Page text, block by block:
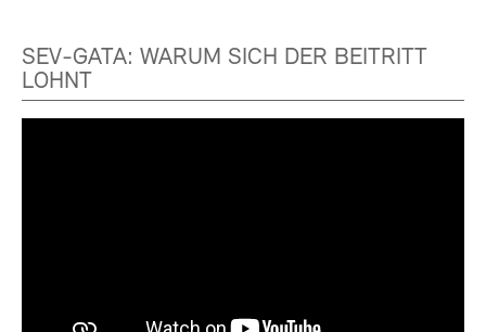
SEV-GATA: WARUM SICH DER BEITRITT
LOHNT